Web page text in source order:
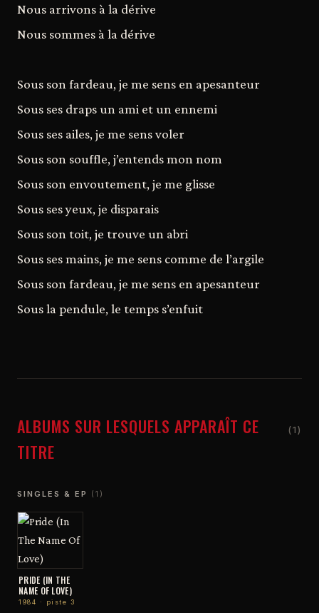
Nous arrivons à la dérive
Nous sommes à la dérive
Sous son fardeau, je me sens en apesanteur
Sous ses draps un ami et un ennemi
Sous ses ailes, je me sens voler
Sous son souffle, j’entends mon nom
Sous son envoutement, je me glisse
Sous ses yeux, je disparais
Sous son toit, je trouve un abri
Sous ses mains, je me sens comme de l’argile
Sous son fardeau, je me sens en apesanteur
Sous la pendule, le temps s’enfuit
ALBUMS SUR LESQUELS APPARAÎT CE
TITRE
(1)
SINGLES & EP (1)
PRIDE (IN THE
NAME OF LOVE)
1984 · piste 3